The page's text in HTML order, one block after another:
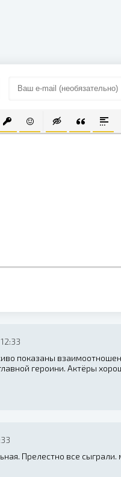
СПИСОК
ССЫЛКУЗАЩИЩЕННУЮ
ВСТАВИТЬ СМАЙЛИК
ВСТАВКАВСТАВКА
показаны
героини. Актёры
Прелестно все сыграли.